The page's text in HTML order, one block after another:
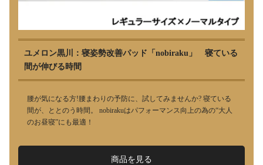
ユメロン黒川：寝姿勢改善パッド「nobiraku」 寝ている
間が伸びる時間
腰が気になる方!腰まわりの予防に、試してみませんか? 寝ている
間が、ととのう時間。 nobirakuはパフォーマンス向上の為の“大人
のお昼寝”にも最適！
商品を見る